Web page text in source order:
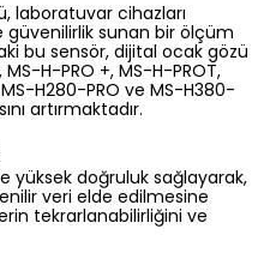
laboratuvar cihazları
güvenilirlik sunan bir ölçüm
bu sensör, dijital ocak gözü
H-PRO +, MS-H-PROT,
H280-PRO ve MS-H380-
artırmaktadır.
yüksek doğruluk sağlayarak,
veri elde edilmesine
tekrarlanabilirliğini ve